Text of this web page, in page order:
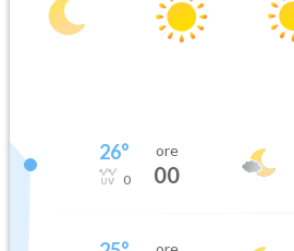
26°
0
ore
00